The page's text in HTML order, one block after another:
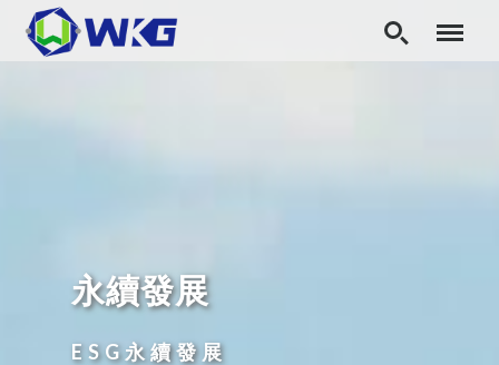
永續發展
ESG永續發展